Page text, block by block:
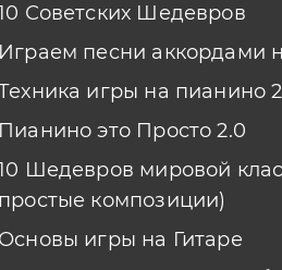
Советских Шедевров
Играем песни аккордами
игры на пианино
Пианино это Просто 2.0
Шедевров мировой
простые композиции)
Основы игры на Гитаре